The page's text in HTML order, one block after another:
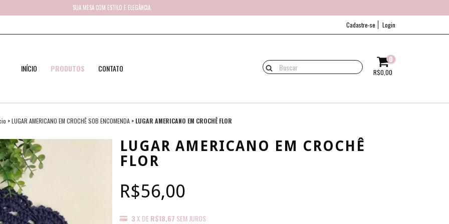
SUA MESA COM ESTILO E ELEGÂNCIA.
Cadastre-se Login
INÍCIO PRODUTOS CONTATO
0
R$0,00
>LUGAR AMERICANO EM CROCHÊ SOB ENCOMENDA > LUGAR AMERICANO EM CROCHÊ FLOR
LUGAR AMERICANO EM CROCHÊ
FLOR
R$56,00
3X DE R$18,67 SEM JUROS